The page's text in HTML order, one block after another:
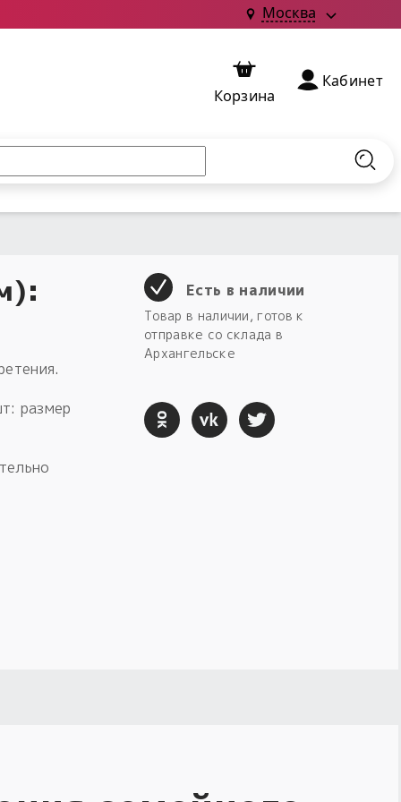
Москва
Корзина
Кабинет
размер
Есть в наличии
Товар в наличии, готов к
отправке со склада в
Архангельске